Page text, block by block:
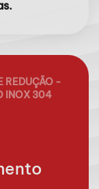
REDUÇÃO -
INOX 304